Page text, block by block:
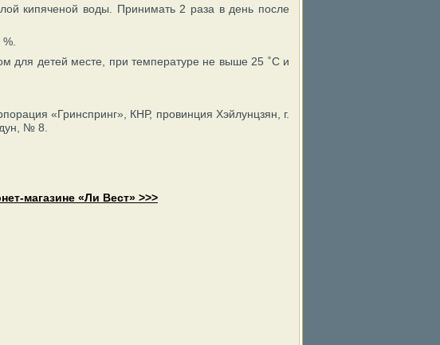
кипяченой воды. Принимать 2 раза в день после
для детей месте, при температуре не выше 25 ˚С и
«Гринспринг», КНР, провинция Хэйлунцзян, г.
№ 8.
магазине «Ли Вест» >>>